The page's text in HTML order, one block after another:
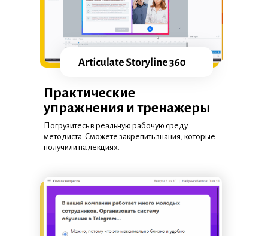
Практические
упражнения и тренажеры
Погрузитесь в реальную рабочую среду
методиста. Сможете закрепить знания, которые
получили на лекциях.